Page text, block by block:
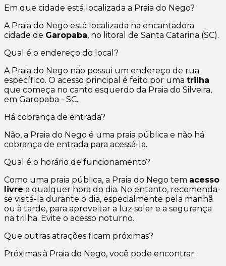
Em que cidade está localizada a Praia do Nego?
A Praia do Nego está localizada na encantadora
cidade de Garopaba, no litoral de Santa Catarina (SC).
Qual é o endereço do local?
A Praia do Nego não possui um endereço de rua
específico. O acesso principal é feito por uma trilha
que começa no canto esquerdo da Praia do Silveira,
em Garopaba - SC.
Há cobrança de entrada?
Não, a Praia do Nego é uma praia pública e não há
cobrança de entrada para acessá-la.
Qual é o horário de funcionamento?
Como uma praia pública, a Praia do Nego tem acesso
livre a qualquer hora do dia. No entanto, recomenda-
se visitá-la durante o dia, especialmente pela manhã
ou à tarde, para aproveitar a luz solar e a segurança
na trilha. Evite o acesso noturno.
Que outras atrações ficam próximas?
Próximas à Praia do Nego, você pode encontrar: